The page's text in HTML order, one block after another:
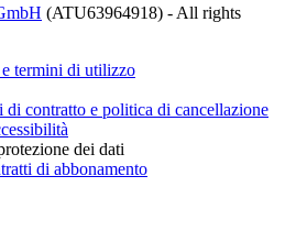
(ATU63964918) - All rights
termini di utilizzo
contratto e politica di cancellazione
dei dati
di abbonamento